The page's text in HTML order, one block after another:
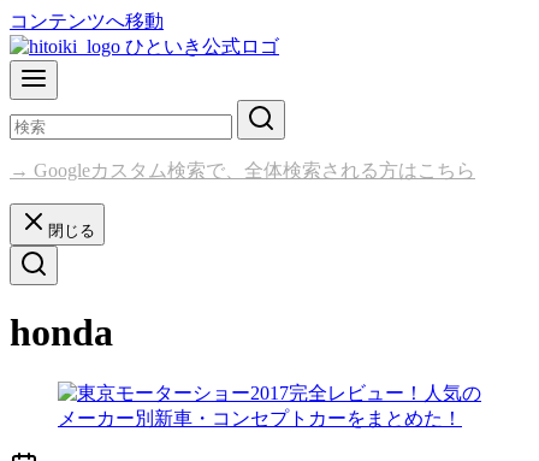
コンテンツへ移動
→ Googleカスタム検索で、全体検索される方はこちら
閉じる
honda